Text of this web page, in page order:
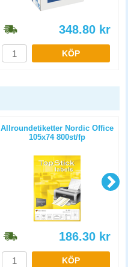
348.80 kr
KÖP
Allroundetiketter Nordic Office
105x74 800st/fp
186.30 kr
KÖP